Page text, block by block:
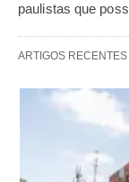
paulistas que
ARTIGOS RECENTES